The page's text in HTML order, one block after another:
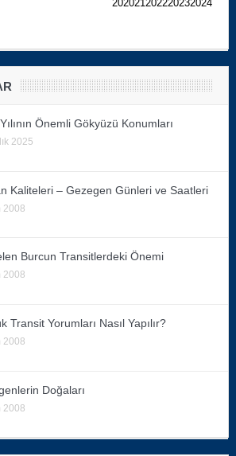
202021202220232024
Önemli Gökyüzü Konumları
2025
Kaliteleri – Gezegen Günleri ve Saatleri
2008
Burcun Transitlerdeki Önemi
2008
Transit Yorumları Nasıl Yapılır?
2008
Doğaları
2008